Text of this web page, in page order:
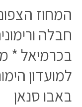
המחוז
חבלה
בכרמיאל *
למועדון
באבו סנאן